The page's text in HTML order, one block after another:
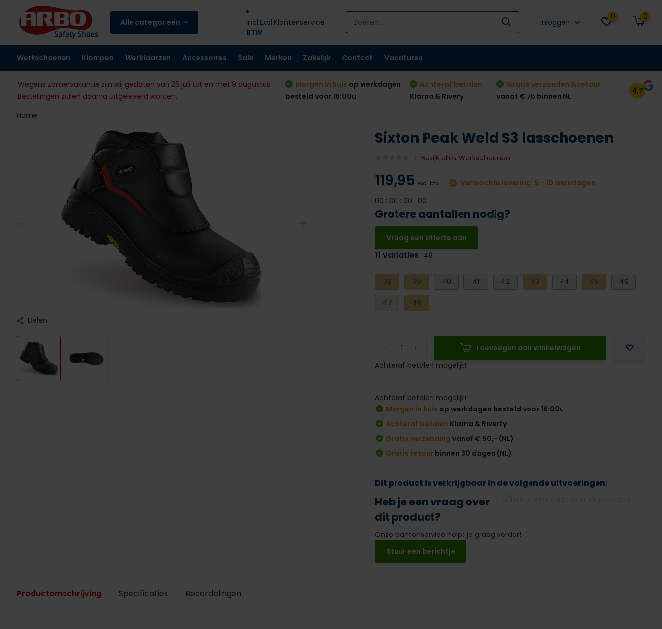
Alle categorieën Incl.Excl.
BTW
Klantenservice Inloggen
0 0
Werkschoenen Klompen Werklaarzen Accessoires Sale Merken Zakelijk Contact Vacatures
Wegens zomervakantie zijn wij gesloten van 25 juli tot en met 9 augustus.
Bestellingen zullen daarna uitgeleverd worden.
Morgen in huis op werkdagen
besteld voor 16:00u
Achteraf betalen
Klarna & Rivery
Gratis verzonden & retour
vanaf € 75 binnen NL
4,7
Home
Delen
Sixton Peak Weld S3 lasschoenen
Bekijk alles Werkschoenen
119,95 excl. btw
Verwachte levering: 5 - 10 werkdagen
00 : 00 : 00 : 00
Grotere aantallen nodig?
Vraag een offerte aan
11 variaties 48
38 39 40 41 42 43 44 45 46
47 48
Toevoegen aan winkelwagen
Achteraf betalen mogelijk!
Achteraf betalen mogelijk!
Morgen in huis op werkdagen besteld voor 16:00u
Achteraf betalen Klarna & Riverty
Gratis verzending vanaf € 50,- (NL)
Gratis retour binnen 30 dagen (NL)
Dit product is verkrijgbaar in de volgende uitvoeringen:
Heb je een vraag over
dit product?
Onze klantenservice helpt je graag verder!
Stuur een berichtje
Productomschrijving Specificaties Beoordelingen